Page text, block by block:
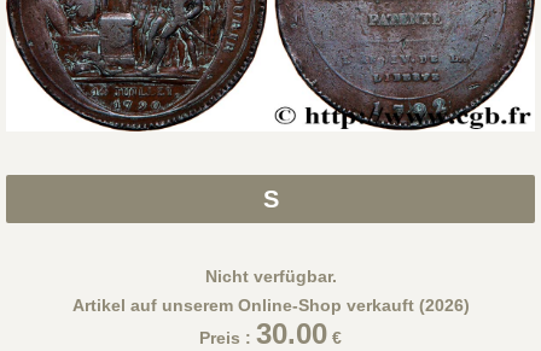
S
Nicht verfügbar.
Artikel auf unserem Online-Shop verkauft (2026)
Preis : 30.00 €